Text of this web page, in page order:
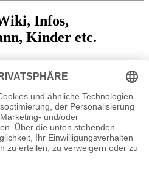
Infos,
Kinder etc.
juliafinkernagel/
Publikationen
in die Mongolei.